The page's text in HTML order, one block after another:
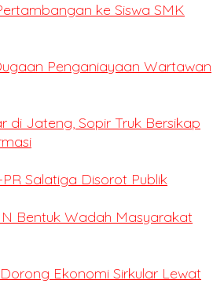
ke Siswa SMK
Penganiayaan Wartawan
di Jateng, Sopir Truk Bersikap
Salatiga Disorot Publik
Bentuk Wadah Masyarakat
Ekonomi Sirkular Lewat